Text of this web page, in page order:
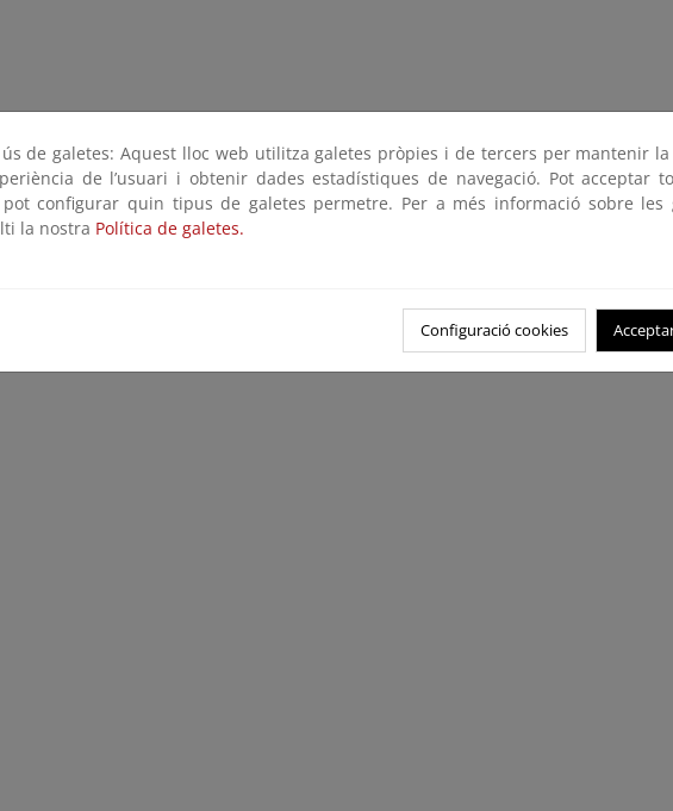
de galetes: Aquest lloc web utilitza galetes pròpies i de tercers per mantenir la
de l’usuari i obtenir dades estadístiques de navegació. Pot acceptar
configurar quin tipus de galetes permetre. Per a més informació sobre les
la nostra Política de galetes.
Configuració cookies